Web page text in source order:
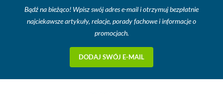
Bądź na bieżąco! Wpisz swój adres e-mail i otrzymuj bezpłatnie
najciekawsze artykuły, relacje, porady fachowe i informacje o
promocjach.
DODAJ SWÓJ E-MAIL